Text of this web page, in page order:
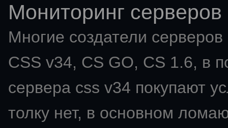
Мониторинг серверов
Многие создатели
CSS v34, CS GO, CS 1.6, в
сервера css v34 покупают
толку нет, в основном